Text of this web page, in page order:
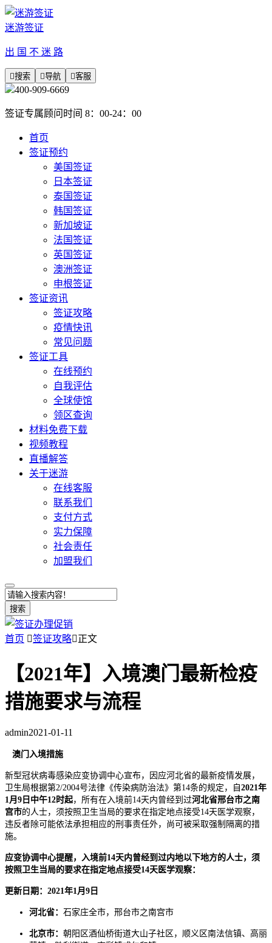
迷游签证
出 国 不 迷 路
搜索 导航 客服
400-909-6669
签证专属顾问时间 8：00-24：00
首页
签证预约
美国签证
日本签证
泰国签证
韩国签证
新加坡证
法国签证
英国签证
澳洲签证
申根签证
签证资讯
签证攻略
疫情快讯
常见问题
签证工具
在线预约
自我评估
全球使馆
领区查询
材料免费下载
视频教程
直播解答
关于迷游
在线客服
联系我们
支付方式
实力保障
社会责任
加盟我们
搜索
首页 签证攻略正文
【2021年】入境澳门最新检疫
措施要求与流程
admin2021-01-11
澳门入境措施
新型冠状病毒感染应变协调中心宣布，因应河北省的最新疫情发展，
卫生局根据第2/2004号法律《传染病防治法》第14条的规定，自 2021年
1月9日中午12时起，所有在入境前14天内曾经到过河北省邢台市之南
宫市的人士，须按照卫生当局的要求在指定地点接受14天医学观察，
违反者除可能依法承担相应的刑事责任外，尚可被采取强制隔离的措
施。
应变协调中心提醒，入境前14天内曾经到过内地以下地方的人士，须
按照卫生当局的要求在指定地点接受14天医学观察：
更新日期：2021年1月9日
河北省： 石家庄全市，邢台市之南宫市
北京市： 朝阳区酒仙桥街道大山子社区，顺义区南法信镇、高丽